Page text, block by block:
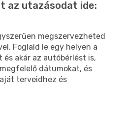
az utazásodat ide:
megszervezheted
Foglald le egy helyen a
akár az autóbérlést is,
dátumokat, és
terveidhez és